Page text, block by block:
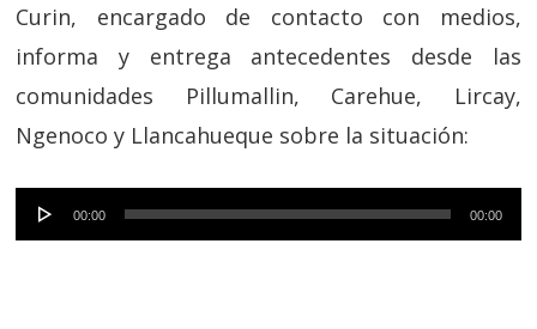
Curin, encargado de contacto con medios,
informa y entrega antecedentes desde las
comunidades Pillumallin, Carehue, Lircay,
Ngenoco y Llancahueque sobre la situación:
Reproductor
de
00:00 00:00